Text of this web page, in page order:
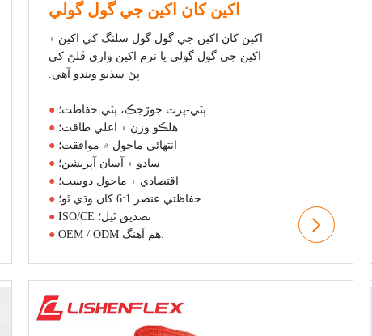
اکين کان اکين جي گول گولي
اکين کان اکين جي گول گول سلنگ کي اکين ۽
اکين جي گول گولي يا نرم اکين واري ڦلڻ کي
پڻ سڏيو ويندو آهي.
● ٻٽي-پرت جوڙجڪ، ٻٽي حفاظت؛
● هلڪو وزن ۽ اعلي طاقت؛
● انتهائي ماحول ۾ موافقت؛
● سادو ۽ آسان آپريشن؛
● اقتصادي ۽ ماحول دوست؛
●
حفاظتي عنصر 6:1 کان وڌي ٿو؛
●
ISO/CE تصديق ٿيل؛
●
OEM / ODM هم آهنگ.